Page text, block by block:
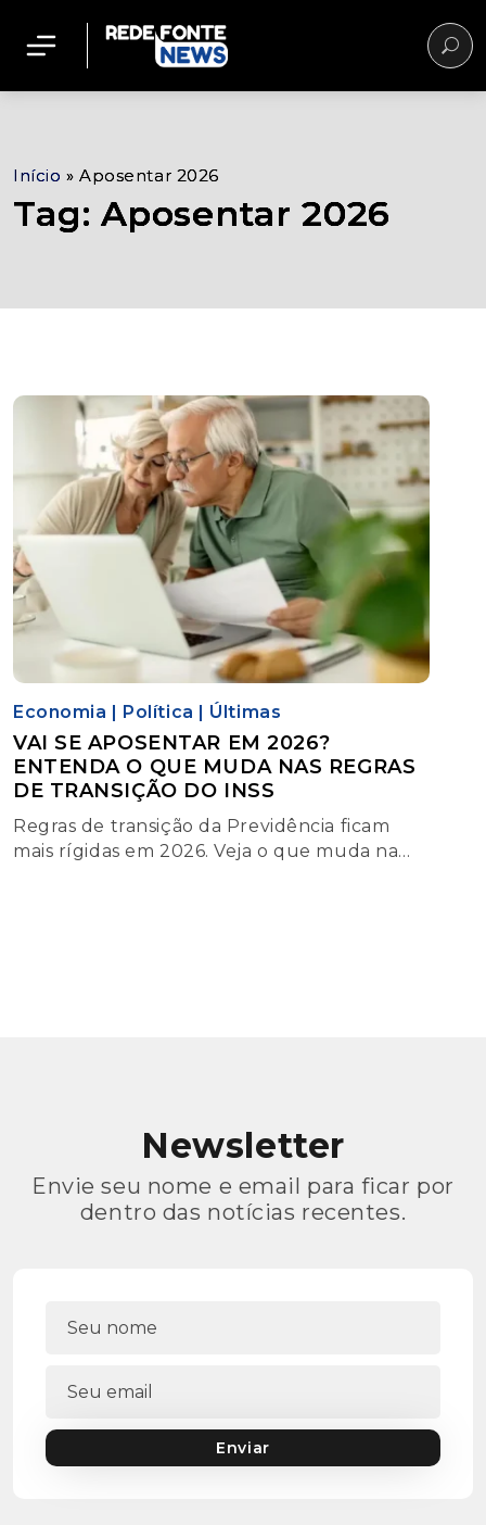
Início »Aposentar 2026
Tag: Aposentar 2026
Economia | Política | Últimas
VAI SE APOSENTAR EM 2026?
ENTENDA O QUE MUDA NAS REGRAS
DE TRANSIÇÃO DO INSS
Regras de transição da Previdência ficam
mais rígidas em 2026. Veja o que muda na
Newsletter
Envie seu nome e email para ficar por
dentro das notícias recentes.
Enviar